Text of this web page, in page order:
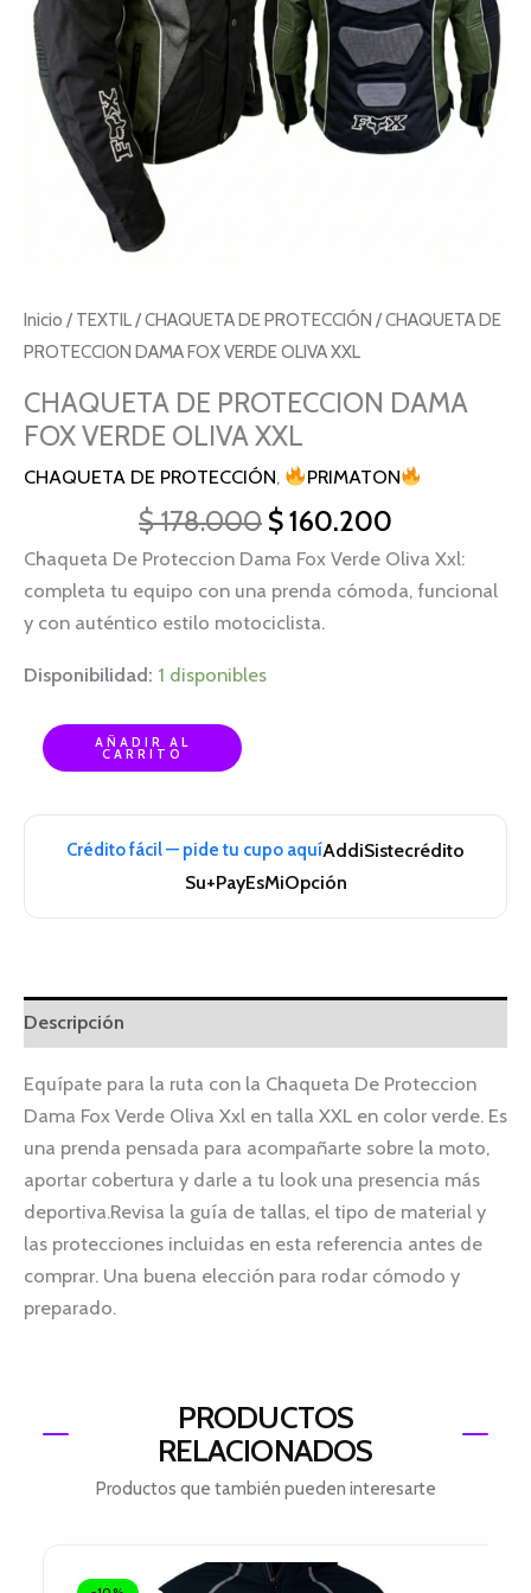
Inicio / TEXTIL/CHAQUETA DE PROTECCIÓN / CHAQUETA DE
PROTECCION DAMA FOX VERDE OLIVA XXL
CHAQUETA DE PROTECCION DAMA
FOX VERDE OLIVA XXL
CHAQUETA DE PROTECCIÓN, PRIMATON
$178.000 $160.200
Chaqueta De Proteccion Dama Fox Verde Oliva Xxl:
completa tu equipo con una prenda cómoda, funcional
y con auténtico estilo motociclista.
Disponibilidad: 1 disponibles
XXL
cantidad
AÑADIR AL
CARRITO
Crédito fácil — pide tu cupo aquíAddiSistecrédito
Su+PayEsMiOpción
Descripción
Equípate para la ruta con la Chaqueta De Proteccion
Dama Fox Verde Oliva Xxl en talla XXL en color verde. Es
una prenda pensada para acompañarte sobre la moto,
aportar cobertura y darle a tu look una presencia más
deportiva.Revisa la guía de tallas, el tipo de material y
las protecciones incluidas en esta referencia antes de
comprar. Una buena elección para rodar cómodo y
preparado.
PRODUCTOS
RELACIONADOS
Productos que también pueden interesarte
El
precio
El
precio